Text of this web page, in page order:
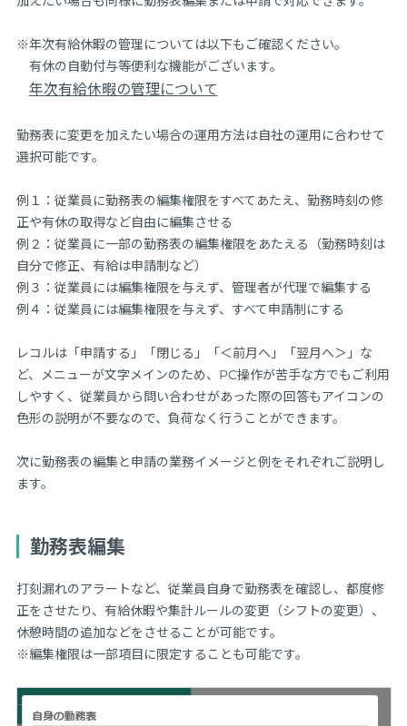
※年次有給休暇の管理については以下もご確認ください。
有休の自動付与等便利な機能がございます。
年次有給休暇の管理について
勤務表に変更を加えたい場合の運用方法は自社の運用に合わせて
選択可能です。
例１：従業員に勤務表の編集権限をすべてあたえ、勤務時刻の修
正や有休の取得など自由に編集させる
例２：従業員に一部の勤務表の編集権限をあたえる（勤務時刻は
自分で修正、有給は申請制など）
例３：従業員には編集権限を与えず、管理者が代理で編集する
例４：従業員には編集権限を与えず、すべて申請制にする
レコルは「申請する」「閉じる」「＜前月へ」「翌月へ＞」な
ど、メニューが文字メインのため、PC操作が苦手な方でもご利用
しやすく、従業員から問い合わせがあった際の回答もアイコンの
色形の説明が不要なので、負荷なく行うことができます。
次に勤務表の編集と申請の業務イメージと例をそれぞれご説明し
ます。
勤務表編集
打刻漏れのアラートなど、従業員自身で勤務表を確認し、都度修
正をさせたり、有給休暇や集計ルールの変更（シフトの変更）、
休憩時間の追加などをさせることが可能です。
※編集権限は一部項目に限定することも可能です。